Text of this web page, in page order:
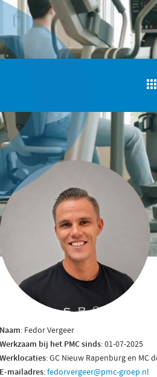
Naam: Fedor Vergeer
Werkzaam bij het PMC sinds: 01-07-2025
Werklocaties: GC Nieuw Rapenburg en MC
E-mailadres:fedorvergeer@pmc-groep.nl